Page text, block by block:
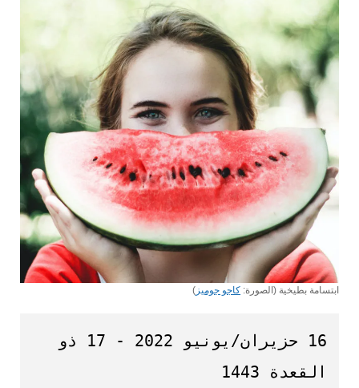
ابتسامة بطيخية (الصورة: كاجو جوميز )
القعدة 1443